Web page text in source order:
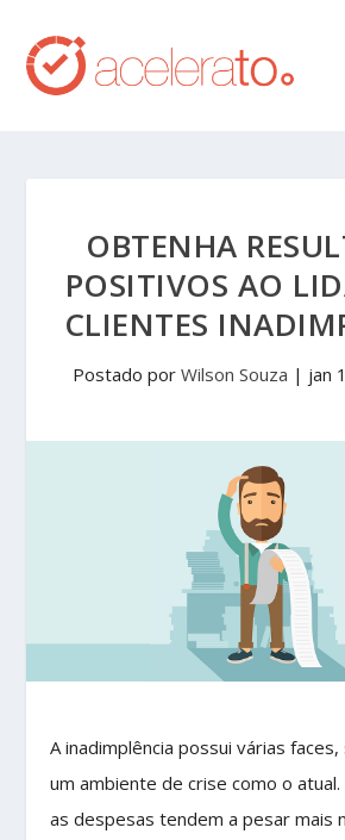
OBTENHA
POSITIVOS AO
CLIENTES
Postado por Wilson Souza | jan
A inadimplência possui várias
um ambiente de crise como o atual.
as despesas tendem a pesar mais